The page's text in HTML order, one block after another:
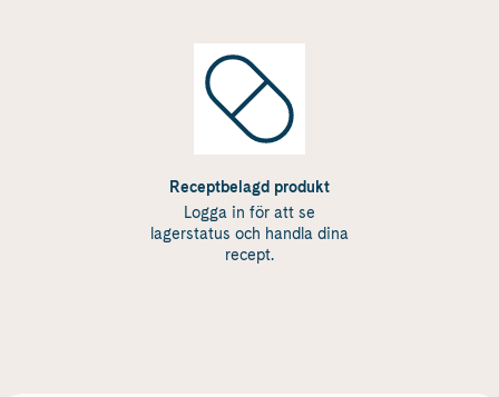
Receptbelagd produkt
Logga in för att se
lagerstatus och handla dina
recept.